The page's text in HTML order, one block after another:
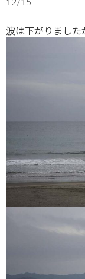
12/15
波は下がりました